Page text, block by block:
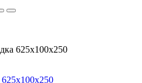
625х100х250